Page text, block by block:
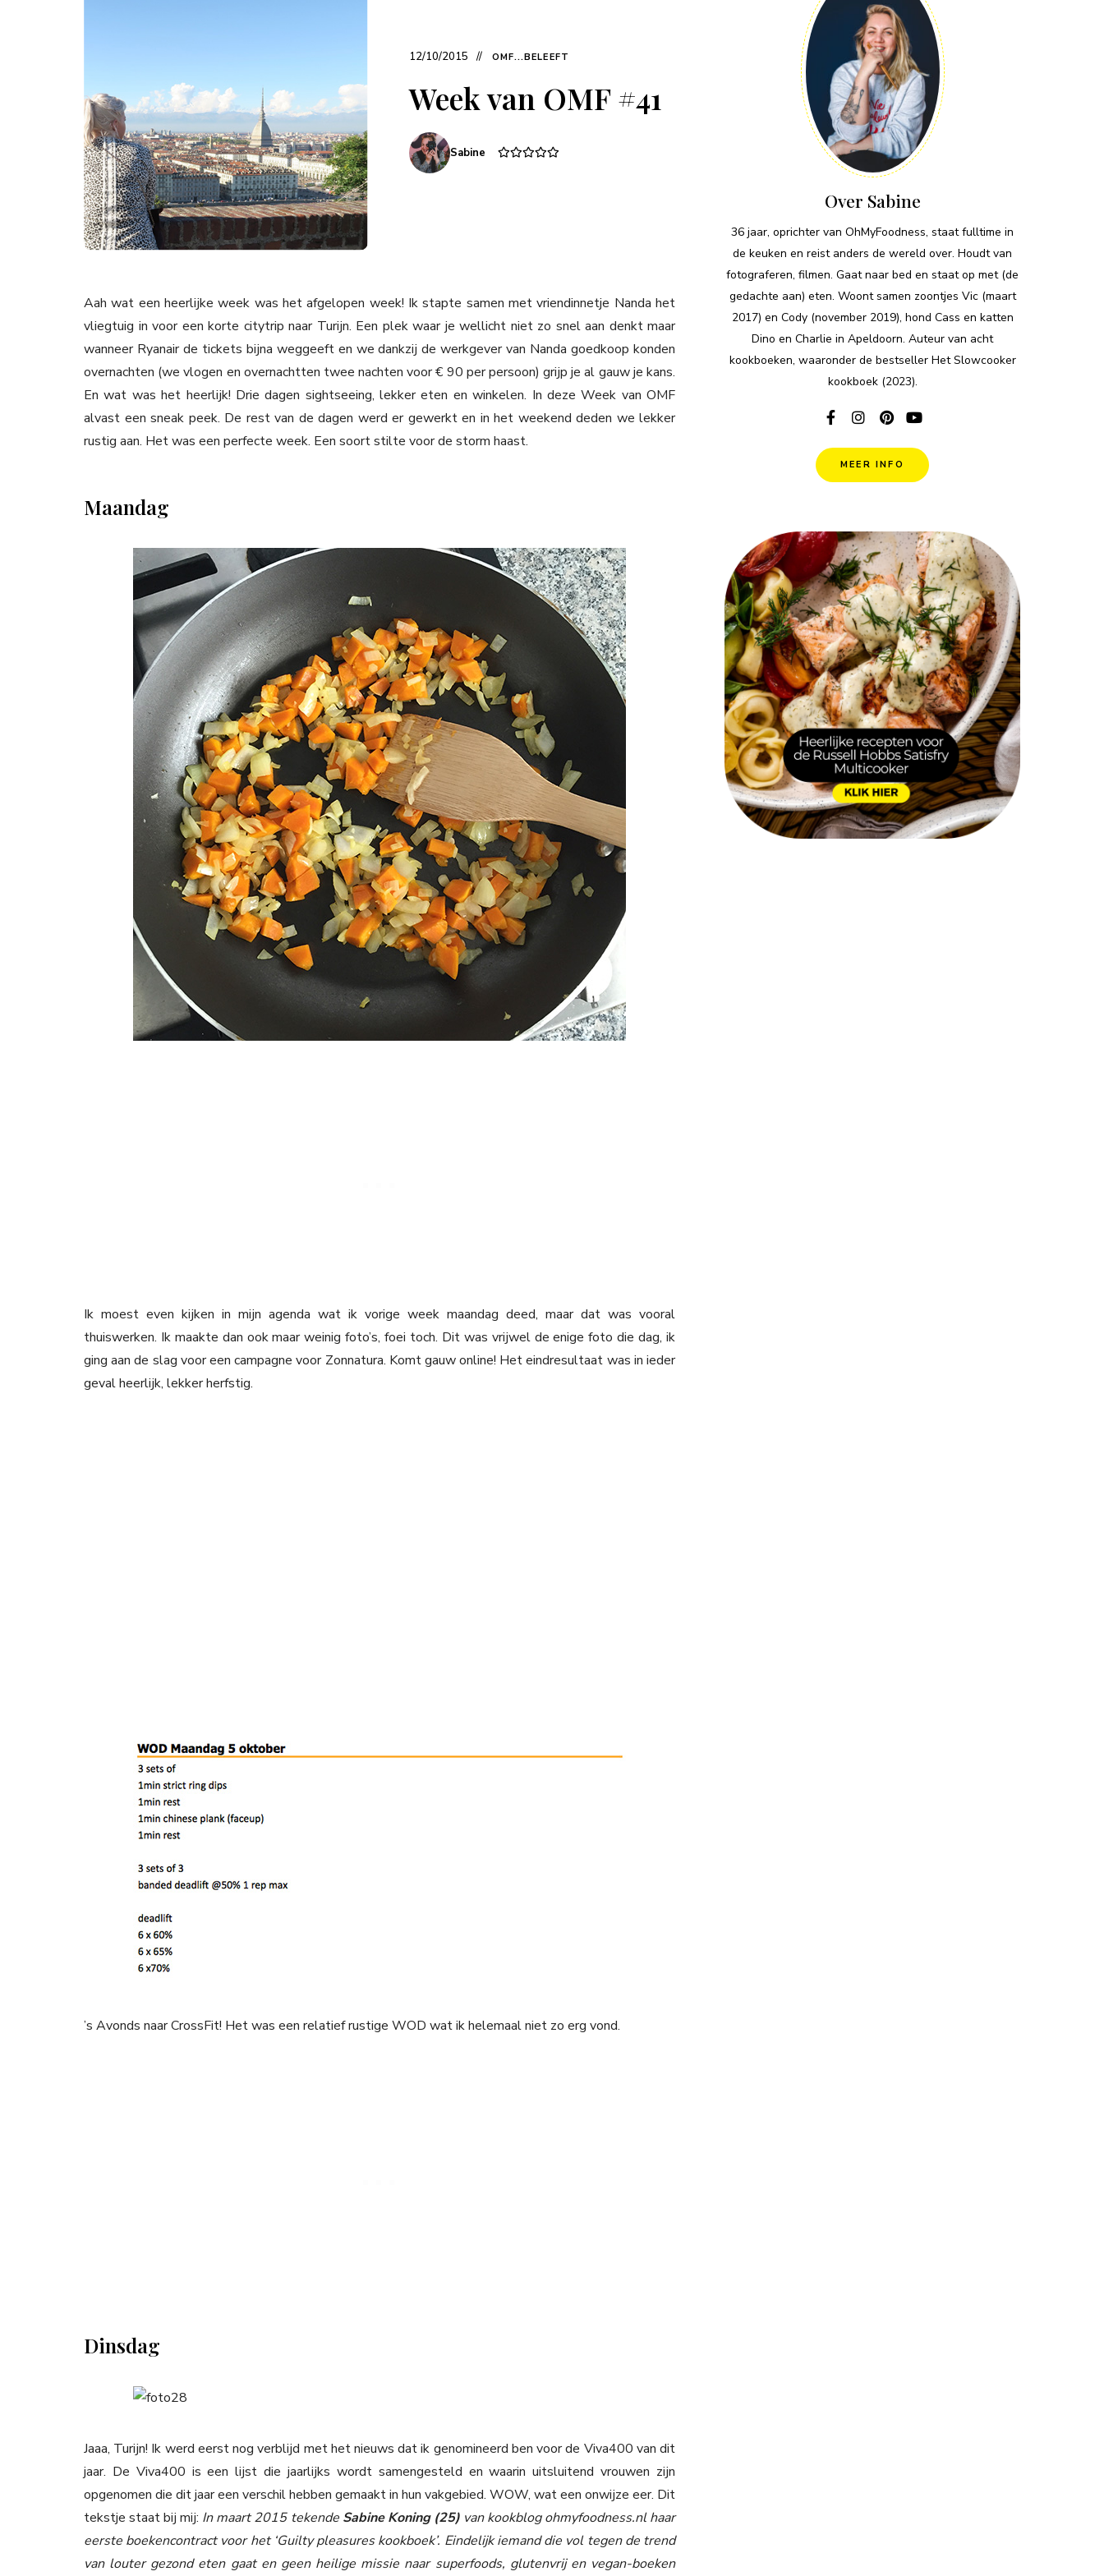
12/10/2015 OMF...BELEEFT
Week van OMF #41
Sabine
Aah wat een heerlijke week was het afgelopen week! Ik stapte samen met vriendinnetje Nanda het
vliegtuig in voor een korte citytrip naar Turijn. Een plek waar je wellicht niet zo snel aan denkt maar
wanneer Ryanair de tickets bijna weggeeft en we dankzij de werkgever van Nanda goedkoop konden
overnachten (we vlogen en overnachtten twee nachten voor € 90 per persoon) grijp je al gauw je kans.
En wat was het heerlijk! Drie dagen sightseeing, lekker eten en winkelen. In deze Week van OMF
alvast een sneak peek. De rest van de dagen werd er gewerkt en in het weekend deden we lekker
rustig aan. Het was een perfecte week. Een soort stilte voor de storm haast.
Maandag
Ik moest even kijken in mijn agenda wat ik vorige week maandag deed, maar dat was vooral
thuiswerken. Ik maakte dan ook maar weinig foto’s, foei toch. Dit was vrijwel de enige foto die dag, ik
ging aan de slag voor een campagne voor Zonnatura. Komt gauw online! Het eindresultaat was in ieder
geval heerlijk, lekker herfstig.
’s Avonds naar CrossFit! Het was een relatief rustige WOD wat ik helemaal niet zo erg vond.
Dinsdag
Jaaa, Turijn! Ik werd eerst nog verblijd met het nieuws dat ik genomineerd ben voor de Viva400 van dit
jaar. De Viva400 is een lijst die jaarlijks wordt samengesteld en waarin uitsluitend vrouwen zijn
opgenomen die dit jaar een verschil hebben gemaakt in hun vakgebied. WOW, wat een onwijze eer. Dit
tekstje staat bij mij: In maart 2015 tekende Sabine Koning (25)van kookblog ohmyfoodness.nl haar
eerste boekencontract voor het ‘Guilty pleasures kookboek’. Eindelijk iemand die vol tegen de trend
van louter gezond eten gaat en geen heilige missie naar superfoods, glutenvrij en vegan-boeken
Over Sabine
36 jaar, oprichter van OhMyFoodness, staat fulltime in
de keuken en reist anders de wereld over. Houdt van
fotograferen, filmen. Gaat naar bed en staat op met (de
gedachte aan) eten. Woont samen zoontjes Vic (maart
2017) en Cody (november 2019), hond Cass en katten
Dino en Charlie in Apeldoorn. Auteur van acht
kookboeken, waaronder de bestseller Het Slowcooker
kookboek (2023).
MEER INFO